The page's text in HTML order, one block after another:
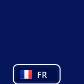
FR
PT
TR